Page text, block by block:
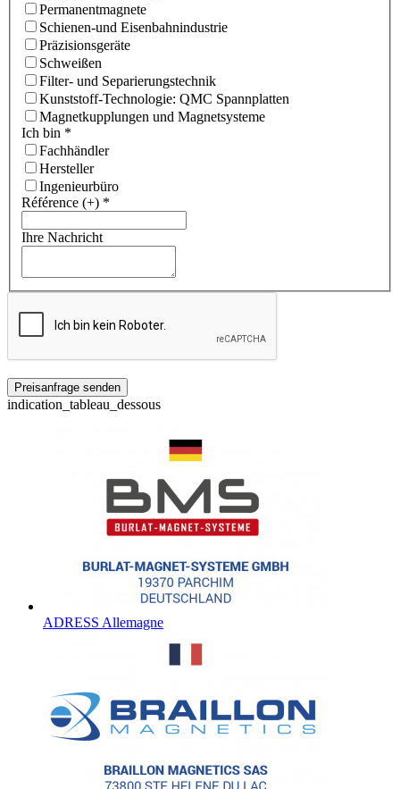
Permanentmagnete
Schienen-und Eisenbahnindustrie
Präzisionsgeräte
Schweißen
Filter- und Separierungstechnik
Kunststoff-Technologie: QMC Spannplatten
Magnetkupplungen und Magnetsysteme
Ich bin *
Fachhändler
Hersteller
Ingenieurbüro
Référence (+) *
Ihre Nachricht
indication_tableau_dessous
ADRESS Allemagne